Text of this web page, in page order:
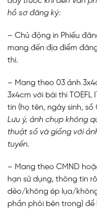
hồ sơ đăng ký:
– Chủ động in Phiếu
mang đến địa điểm
thi.
– Mang theo 03 ảnh
3x4cm với bài thi TOEFL
tin (họ tên, ngày sinh,
Lưu ý, ảnh chụp không
thuật số và giống với
tuyến.
– Mang theo CMND
hạn sử dụng, thông tin
dẻo/không ép lụa/
phần phôi bên trong)